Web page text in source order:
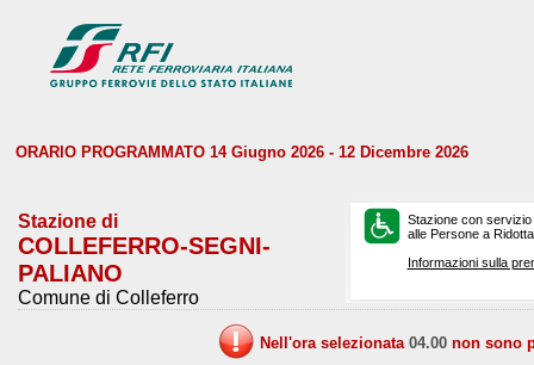
ORARIO PROGRAMMATO 14 Giugno 2026 - 12 Dicembre 2026
Stazione di
COLLEFERRO-SEGNI-
PALIANO
Comune di Colleferro
Stazione con
alle Persone a
Informazioni sulla
Nell'ora selezionata 04.00 non sono